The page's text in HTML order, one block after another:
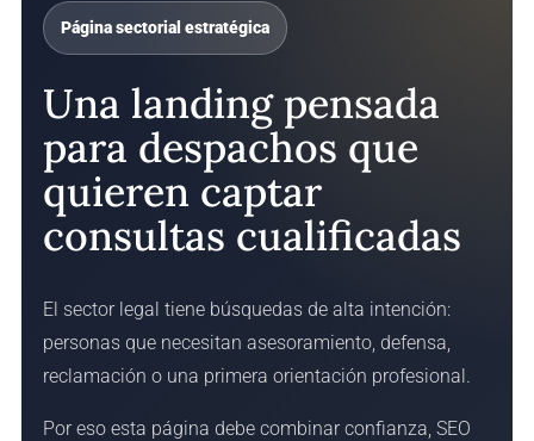
Página sectorial estratégica
Una landing pensada
para despachos que
quieren captar
consultas cualificadas
El sector legal tiene búsquedas de alta intención:
personas que necesitan asesoramiento, defensa,
reclamación o una primera orientación profesional.
Por eso esta página debe combinar confianza, SEO